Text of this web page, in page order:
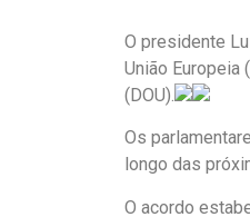
O presidente
União Europeia
(DOU).
Os
longo das
O acordo